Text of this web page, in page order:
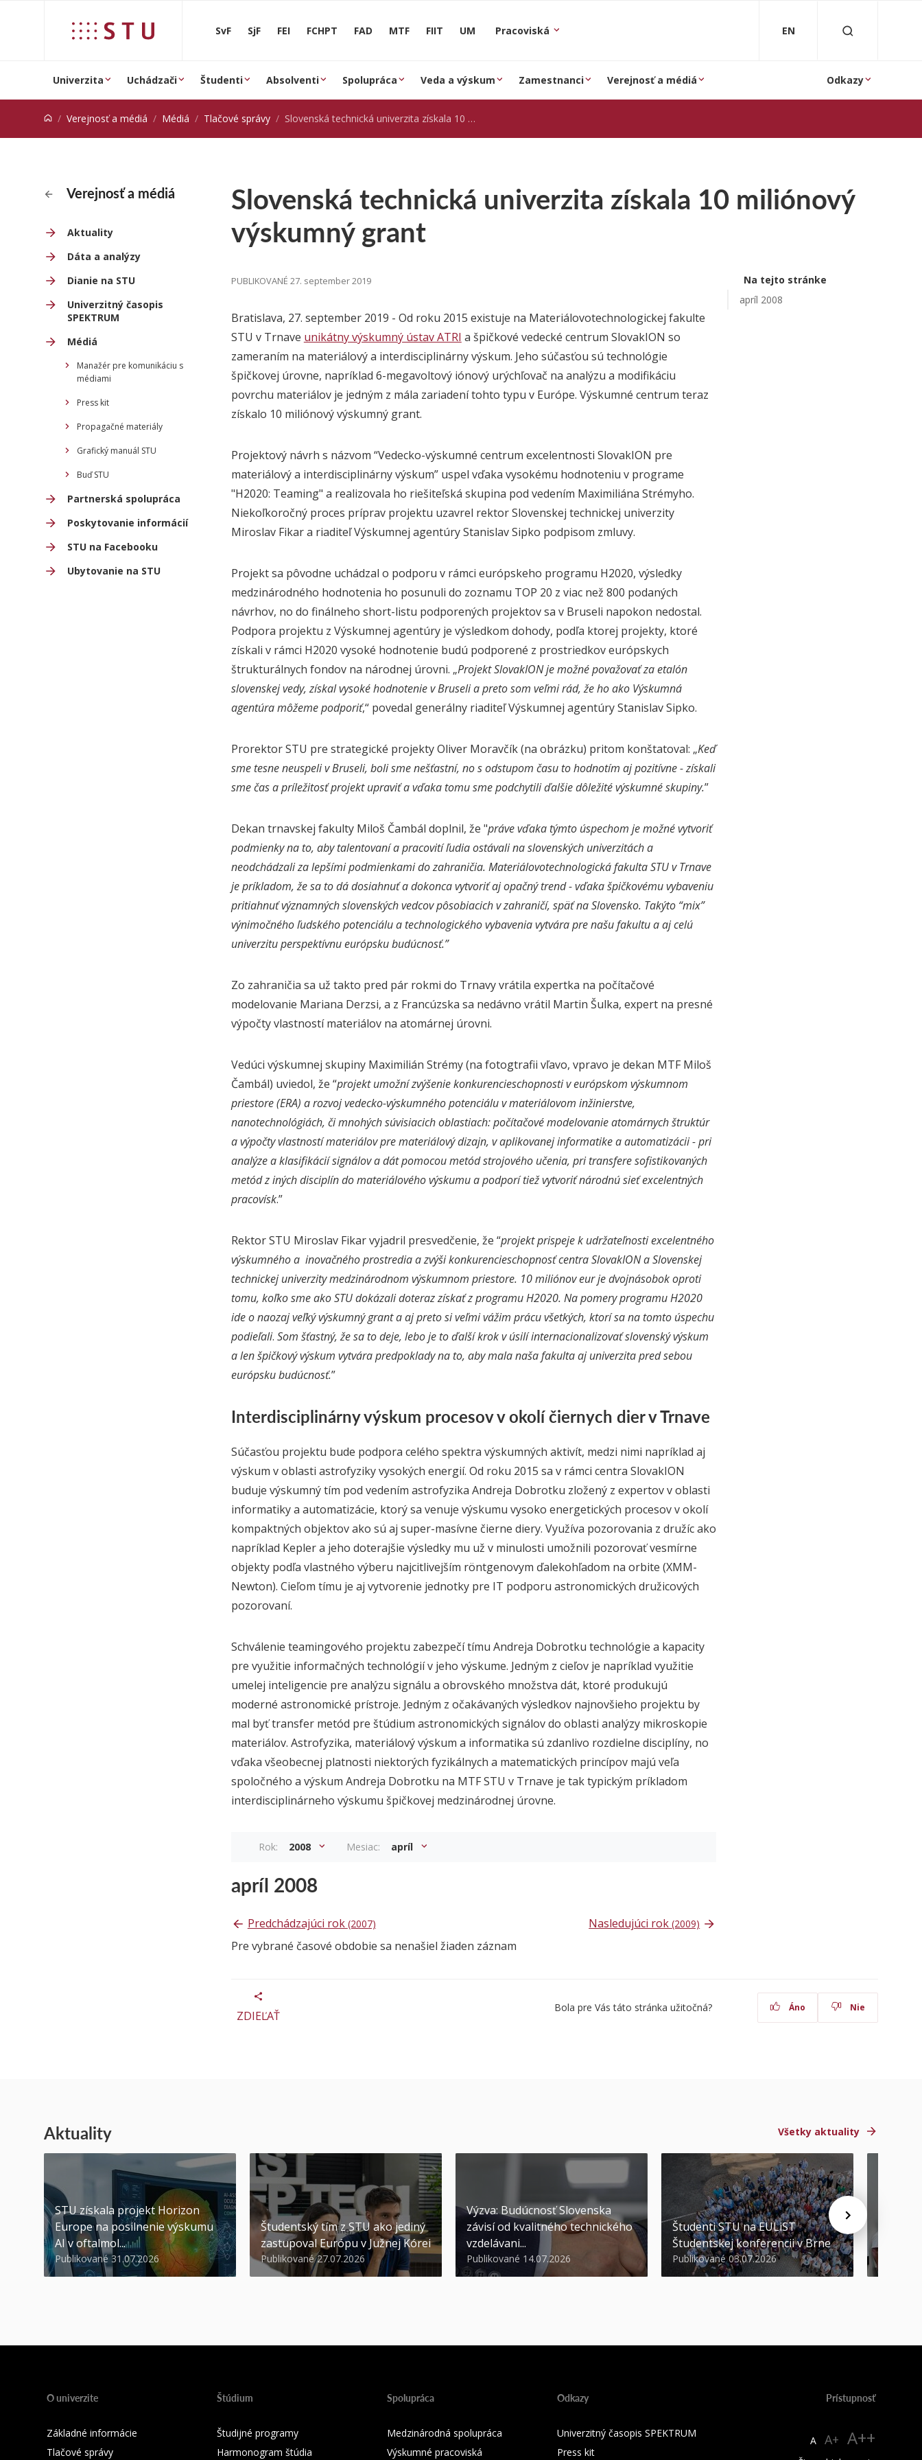
SvF SjF FEI FCHPT FAD MTF FIIT UM Pracoviská EN
Univerzita Uchádzači Študenti Absolventi Spolupráca Veda a výskum Zamestnanci Verejnosť a médiá Odkazy
Verejnosť a médiá Médiá Tlačové správy Slovenská technická univerzita získala 10 miliónový výskumný grant
Verejnosť a médiá
Aktuality
Dáta a analýzy
Dianie na STU
Univerzitný časopis
SPEKTRUM
Médiá
Manažér pre komunikáciu s
médiami
Press kit
Propagačné materiály
Grafický manuál STU
Buď STU
Partnerská spolupráca
Poskytovanie informácií
STU na Facebooku
Ubytovanie na STU
Slovenská technická univerzita získala 10 miliónový
výskumný grant
Na tejto stránke
apríl 2008
PUBLIKOVANÉ 27. september 2019
Bratislava, 27. september 2019 - Od roku 2015 existuje na Materiálovotechnologickej fakulte
STU v Trnave unikátny výskumný ústav ATRI a špičkové vedecké centrum SlovakION so
zameraním na materiálový a interdisciplinárny výskum. Jeho súčasťou sú technológie
špičkovej úrovne, napríklad 6-megavoltový iónový urýchľovač na analýzu a modifikáciu
povrchu materiálov je jedným z mála zariadení tohto typu v Európe. Výskumné centrum teraz
získalo 10 miliónový výskumný grant.
Projektový návrh s názvom “Vedecko-výskumné centrum excelentnosti SlovakION pre
materiálový a interdisciplinárny výskum” uspel vďaka vysokému hodnoteniu v programe
"H2020: Teaming" a realizovala ho riešiteľská skupina pod vedením Maximiliána Strémyho.
Niekoľkoročný proces príprav projektu uzavrel rektor Slovenskej technickej univerzity
Miroslav Fikar a riaditeľ Výskumnej agentúry Stanislav Sipko podpisom zmluvy.
Projekt sa pôvodne uchádzal o podporu v rámci európskeho programu H2020, výsledky
medzinárodného hodnotenia ho posunuli do zoznamu TOP 20 z viac než 800 podaných
návrhov, no do finálneho short-listu podporených projektov sa v Bruseli napokon nedostal.
Podpora projektu z Výskumnej agentúry je výsledkom dohody, podľa ktorej projekty, ktoré
získali v rámci H2020 vysoké hodnotenie budú podporené z prostriedkov európskych
štrukturálnych fondov na národnej úrovni. „Projekt SlovakION je možné považovať za etalón
slovenskej vedy, získal vysoké hodnotenie v Bruseli a preto som veľmi rád, že ho ako Výskumná
agentúra môžeme podporiť,“ povedal generálny riaditeľ Výskumnej agentúry Stanislav Sipko.
Prorektor STU pre strategické projekty Oliver Moravčík (na obrázku) pritom konštatoval: „Keď
sme tesne neuspeli v Bruseli, boli sme nešťastní, no s odstupom času to hodnotím aj pozitívne - získali
sme čas a príležitosť projekt upraviť a vďaka tomu sme podchytili ďalšie dôležité výskumné skupiny.”
Dekan trnavskej fakulty Miloš Čambál doplnil, že "práve vďaka týmto úspechom je možné vytvoriť
podmienky na to, aby talentovaní a pracovití ľudia ostávali na slovenských univerzitách a
neodchádzali za lepšími podmienkami do zahraničia. Materiálovotechnologická fakulta STU v Trnave
je príkladom, že sa to dá dosiahnuť a dokonca vytvoriť aj opačný trend - vďaka špičkovému vybaveniu
pritiahnuť významných slovenských vedcov pôsobiacich v zahraničí, späť na Slovensko. Takýto “mix”
výnimočného ľudského potenciálu a technologického vybavenia vytvára pre našu fakultu a aj celú
univerzitu perspektívnu európsku budúcnosť.”
Zo zahraničia sa už takto pred pár rokmi do Trnavy vrátila expertka na počítačové
modelovanie Mariana Derzsi, a z Francúzska sa nedávno vrátil Martin Šulka, expert na presné
výpočty vlastností materiálov na atomárnej úrovni.
Vedúci výskumnej skupiny Maximilián Strémy (na fotogtrafii vľavo, vpravo je dekan MTF Miloš
Čambál) uviedol, že “projekt umožní zvýšenie konkurencieschopnosti v európskom výskumnom
priestore (ERA) a rozvoj vedecko-výskumného potenciálu v materiálovom inžinierstve,
nanotechnológiách, či mnohých súvisiacich oblastiach: počítačové modelovanie atomárnych štruktúr
a výpočty vlastností materiálov pre materiálový dizajn, v aplikovanej informatike a automatizácii - pri
analýze a klasifikácií signálov a dát pomocou metód strojového učenia, pri transfere sofistikovaných
metód z iných disciplín do materiálového výskumu a podporí tiež vytvoriť národnú sieť excelentných
pracovísk.”
Rektor STU Miroslav Fikar vyjadril presvedčenie, že “projekt prispeje k udržateľnosti excelentného
výskumného a inovačného prostredia a zvýši konkurencieschopnosť centra SlovakION a Slovenskej
technickej univerzity medzinárodnom výskumnom priestore. 10 miliónov eur je dvojnásobok oproti
tomu, koľko sme ako STU dokázali doteraz získať z programu H2020. Na pomery programu H2020
ide o naozaj veľký výskumný grant a aj preto si veľmi vážim prácu všetkých, ktorí sa na tomto úspechu
podieľali. Som šťastný, že sa to deje, lebo je to ďalší krok v úsilí internacionalizovať slovenský výskum
a len špičkový výskum vytvára predpoklady na to, aby mala naša fakulta aj univerzita pred sebou
európsku budúcnosť.”
Interdisciplinárny výskum procesov v okolí čiernych dier v Trnave
Súčasťou projektu bude podpora celého spektra výskumných aktivít, medzi nimi napríklad aj
výskum v oblasti astrofyziky vysokých energií. Od roku 2015 sa v rámci centra SlovakION
buduje výskumný tím pod vedením astrofyzika Andreja Dobrotku zložený z expertov v oblasti
informatiky a automatizácie, ktorý sa venuje výskumu vysoko energetických procesov v okolí
kompaktných objektov ako sú aj super-masívne čierne diery. Využíva pozorovania z družíc ako
napríklad Kepler a jeho doterajšie výsledky mu už v minulosti umožnili pozorovať vesmírne
objekty podľa vlastného výberu najcitlivejším röntgenovym ďalekohľadom na orbite (XMM-
Newton). Cieľom tímu je aj vytvorenie jednotky pre IT podporu astronomických družicových
pozorovaní.
Schválenie teamingového projektu zabezpečí tímu Andreja Dobrotku technológie a kapacity
pre využitie informačných technológií v jeho výskume. Jedným z cieľov je napríklad využitie
umelej inteligencie pre analýzu signálu a obrovského množstva dát, ktoré produkujú
moderné astronomické prístroje. Jedným z očakávaných výsledkov najnovšieho projektu by
mal byť transfer metód pre štúdium astronomických signálov do oblasti analýzy mikroskopie
materiálov. Astrofyzika, materiálový výskum a informatika sú zdanlivo rozdielne disciplíny, no
vďaka všeobecnej platnosti niektorých fyzikálnych a matematických princípov majú veľa
spoločného a výskum Andreja Dobrotku na MTF STU v Trnave je tak typickým príkladom
interdisciplinárneho výskumu špičkovej medzinárodnej úrovne.
Rok: 2008 Mesiac: apríl
apríl 2008
Predchádzajúci rok (2007) Nasledujúci rok(2009)
Pre vybrané časové obdobie sa nenašiel žiaden záznam
ZDIEĽAŤ
Bola pre Vás táto stránka užitočná? Áno Nie
Aktuality Všetky aktuality
STU získala projekt Horizon
Europe na posilnenie výskumu
AI v oftalmol...
Publikované 31.07.2026
Študentský tím z STU ako jediný
zastupoval Európu v Južnej Kórei
Publikované 27.07.2026
Výzva: Budúcnosť Slovenska
závisí od kvalitného technického
vzdelávani...
Publikované 14.07.2026
Študenti STU na EULiST
Študentskej konferencii v Brne
Publikované 03.07.2026
O univerzite
Základné informácie
Tlačové správy
Štúdium
Študijné programy
Harmonogram štúdia
Spolupráca
Medzinárodná spolupráca
Výskumné pracoviská
Odkazy
Univerzitný časopis SPEKTRUM
Press kit
Prístupnosť
A A+ A++